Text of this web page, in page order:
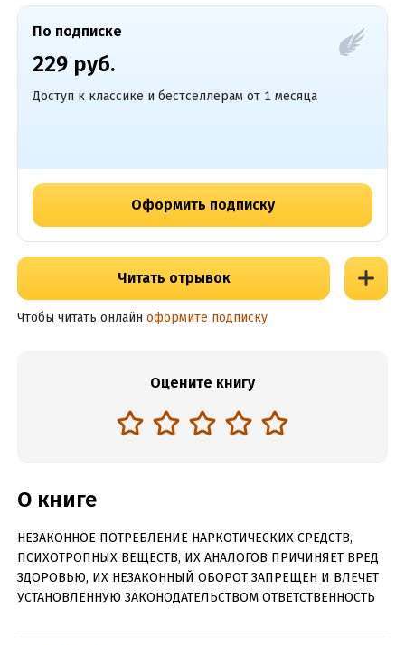
По подписке
229 руб.
Доступ к классике и бестселлерам от 1 месяца
Оформить подписку
Читать отрывок
Чтобы читать онлайн оформите подписку
Оцените книгу
О книге
НЕЗАКОННОЕ ПОТРЕБЛЕНИЕ НАРКОТИЧЕСКИХ СРЕДСТВ,
ПСИХОТРОПНЫХ ВЕЩЕСТВ, ИХ АНАЛОГОВ ПРИЧИНЯЕТ ВРЕД
ЗДОРОВЬЮ, ИХ НЕЗАКОННЫЙ ОБОРОТ ЗАПРЕЩЕН И ВЛЕЧЕТ
УСТАНОВЛЕННУЮ ЗАКОНОДАТЕЛЬСТВОМ ОТВЕТСТВЕННОСТЬ